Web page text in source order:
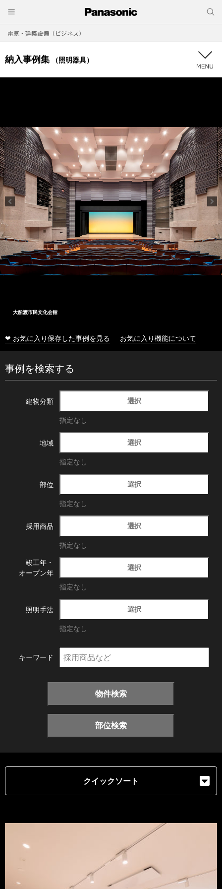
電気・建築設備（ビジネス）
納入事例集 （照明器具）
大船渡市民文化会館
❤ お気に入り保存した事例を見る お気に入り機能について
事例を検索する
建物分類 選択
指定なし
地域 選択
指定なし
部位 選択
指定なし
採用商品 選択
指定なし
竣工年・
オープン年
選択
指定なし
照明手法 選択
指定なし
キーワード
物件検索
部位検索
クイックソート